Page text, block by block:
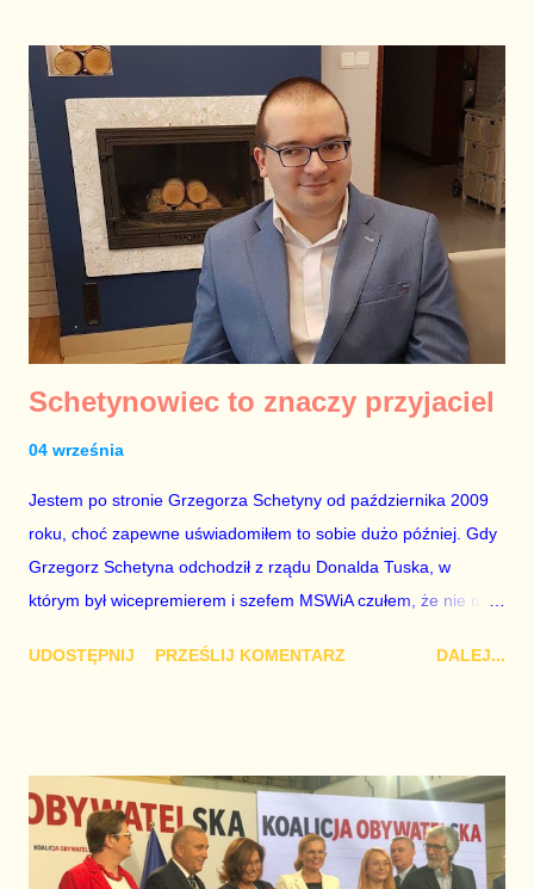
Schetynowiec to znaczy przyjaciel
04 września
Jestem po stronie Grzegorza Schetyny od października 2009
roku, choć zapewne uświadomiłem to sobie dużo później. Gdy
Grzegorz Schetyna odchodził z rządu Donalda Tuska, w
którym był wicepremierem i szefem MSWiA czułem, że nie ma
stronie. Wcześniej byłem neutralny – uważałem, że Donald
próbuje Grzegorza zniszczyć. Schetyna jest bowiem ostatnim
politykiem, którego można byłoby podejrzewać o pójście na
skróty, a właśnie tym są w polityce wszelkiego rodzaju geszefty.
UDOSTĘPNIJ PRZEŚLIJ KOMENTARZ DALEJ...